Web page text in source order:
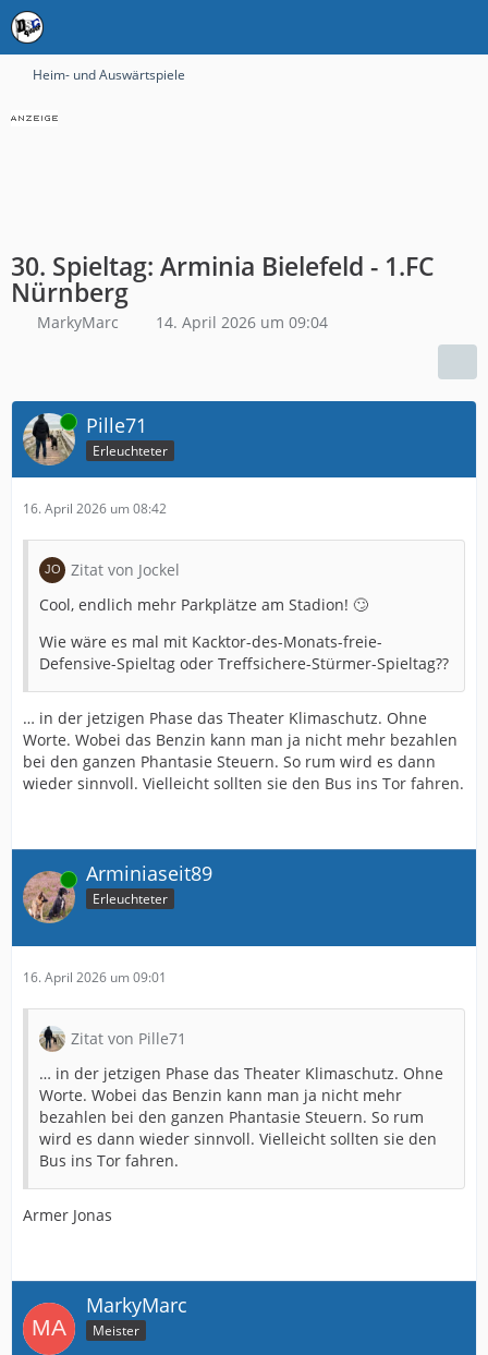
Heim- und Auswärtspiele
30. Spieltag: Arminia Bielefeld - 1.FC
Nürnberg
MarkyMarc 14. April 2026 um 09:04
Online Pille71
Erleuchteter
16. April 2026 um 08:42
Zitat von Jockel
Cool, endlich mehr Parkplätze am Stadion! 🙄
Wie wäre es mal mit Kacktor-des-Monats-freie-
Defensive-Spieltag oder Treffsichere-Stürmer-Spieltag??
… in der jetzigen Phase das Theater Klimaschutz. Ohne
Worte. Wobei das Benzin kann man ja nicht mehr bezahlen
bei den ganzen Phantasie Steuern. So rum wird es dann
wieder sinnvoll. Vielleicht sollten sie den Bus ins Tor fahren.
Online Arminiaseit89
Erleuchteter
16. April 2026 um 09:01
Zitat von Pille71
… in der jetzigen Phase das Theater Klimaschutz. Ohne
Worte. Wobei das Benzin kann man ja nicht mehr
bezahlen bei den ganzen Phantasie Steuern. So rum
wird es dann wieder sinnvoll. Vielleicht sollten sie den
Bus ins Tor fahren.
Armer Jonas
MarkyMarc
Meister